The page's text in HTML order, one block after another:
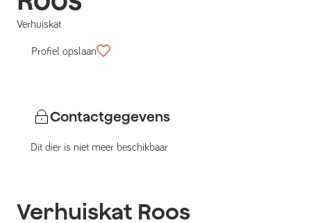
Verhuiskat
Profiel opslaan
Contactgegevens
Dit dier is niet meer beschikbaar
Verhuiskat Roos